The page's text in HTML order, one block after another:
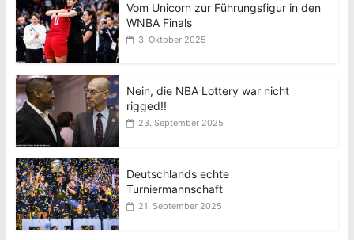
Vom Unicorn zur Führungsfigur in den
WNBA Finals
3. Oktober 2025
Nein, die NBA Lottery war nicht
rigged!!
23. September 2025
Deutschlands echte
Turniermannschaft
21. September 2025